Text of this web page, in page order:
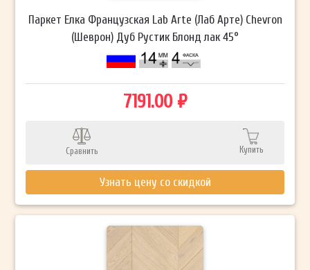
Паркет Елка Французская Lab Arte (Лаб Арте) Chevron
(Шеврон) Дуб Рустик Блонд лак 45°
7191.00 ₽
Сравнить Купить
Узнать цену со скидкой